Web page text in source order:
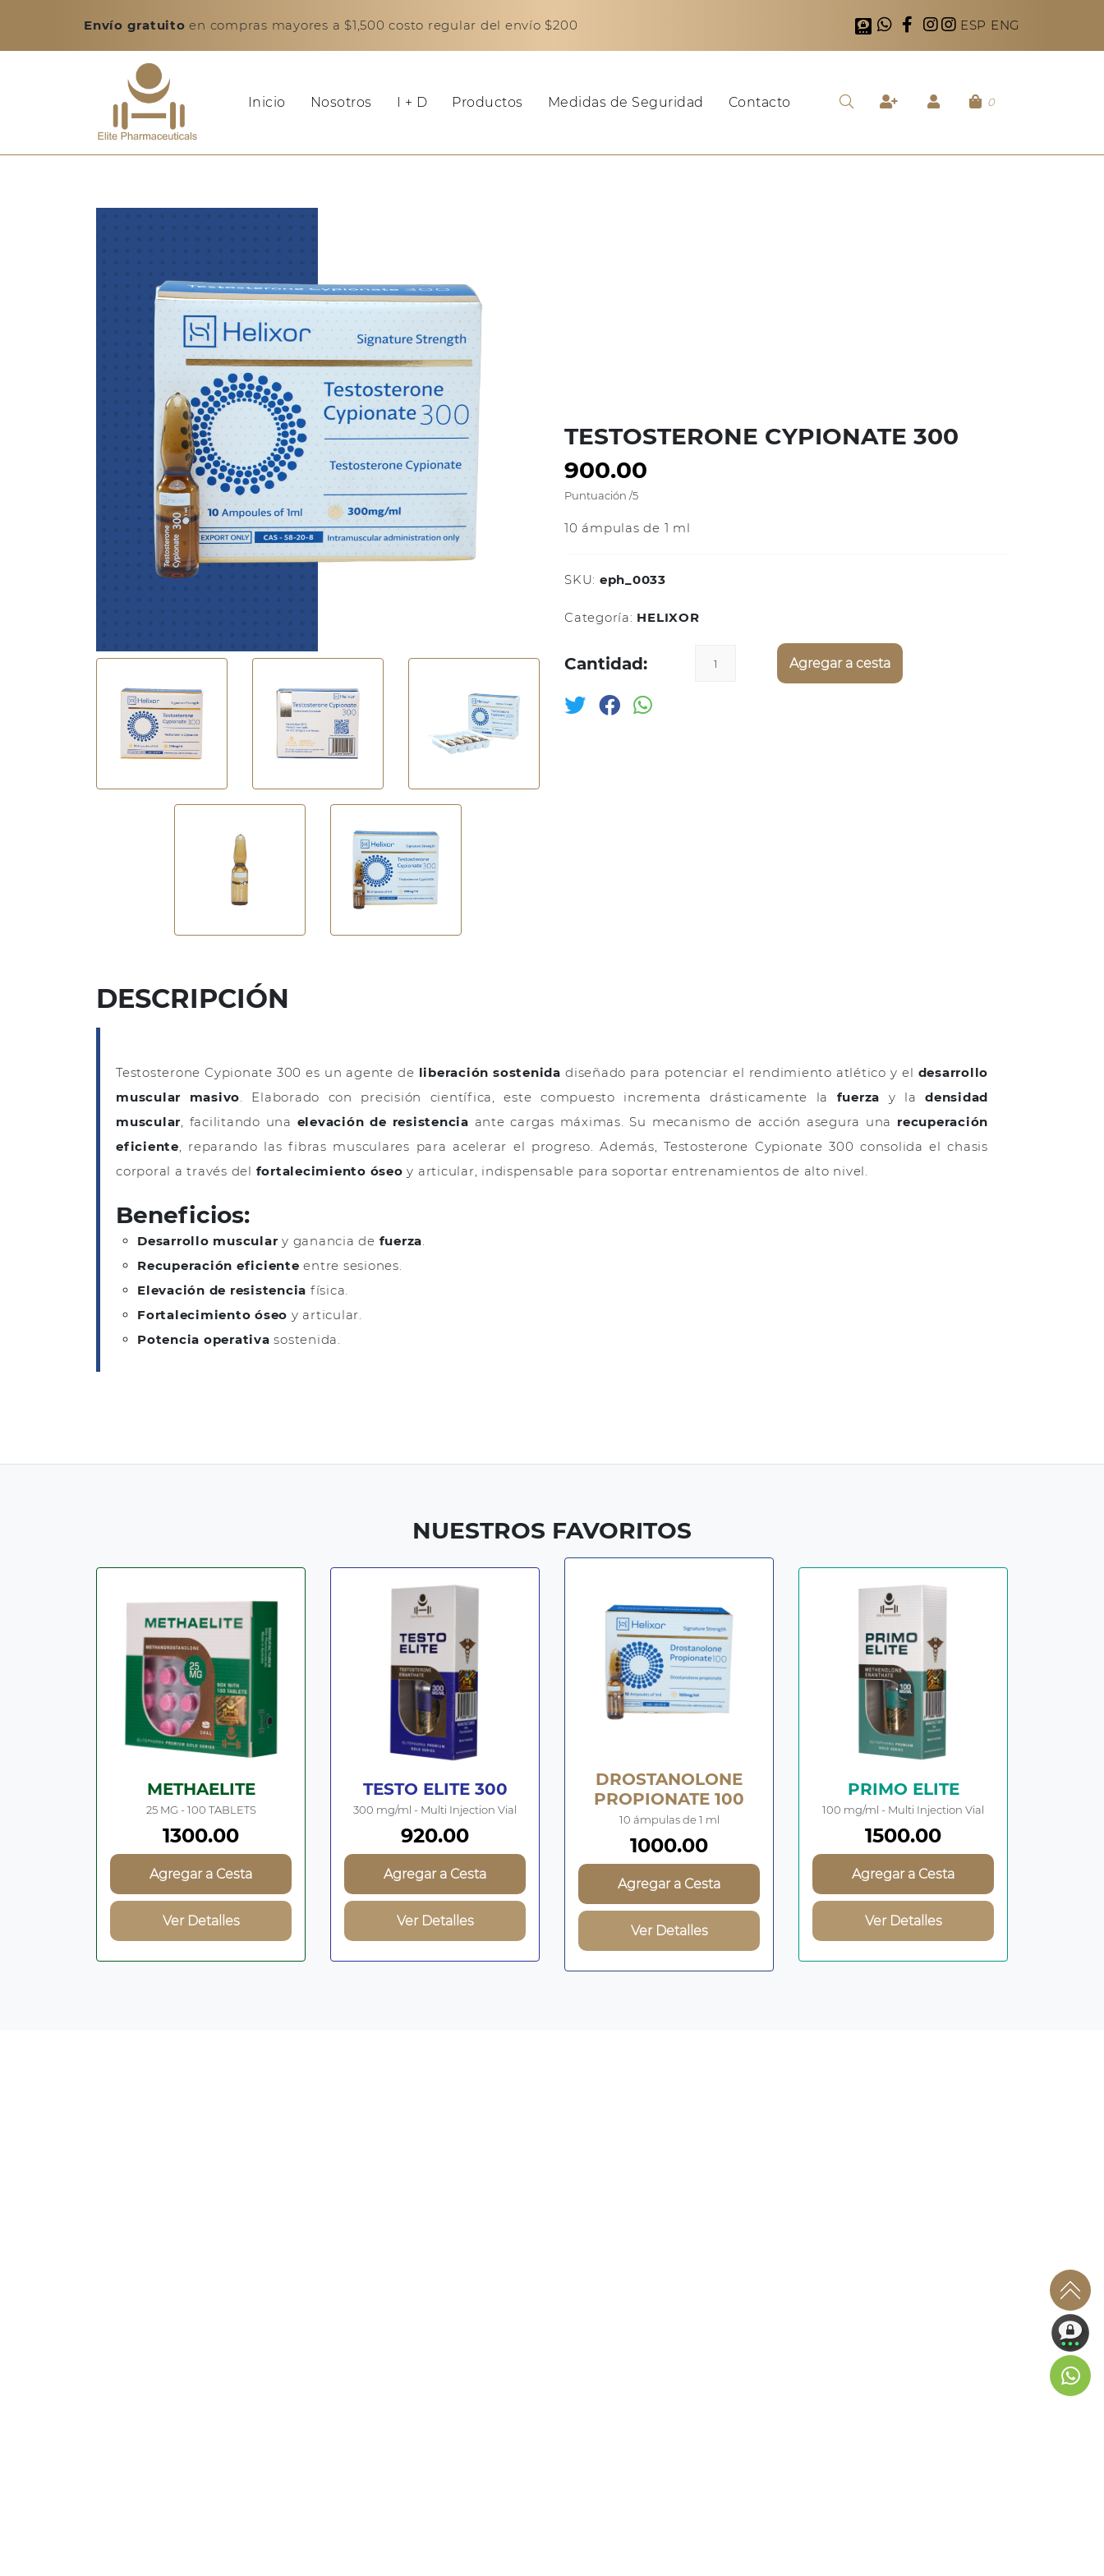
Envío gratuito en compras mayores a $1,500 costo regular del envío $200 ESP ENG
Inicio Nosotros I + D Productos Medidas de Seguridad Contacto 0
TESTOSTERONE CYPIONATE 300
900.00
Puntuación /5
10 ámpulas de 1 ml
SKU: eph_0033
Categoría: HELIXOR
Cantidad: Agregar a cesta
DESCRIPCIÓN
Testosterone Cypionate 300 es un agente de liberación sostenida diseñado para potenciar el rendimiento atlético y el desarrollo
muscular masivo . Elaborado con precisión científica, este compuesto incrementa drásticamente la fuerza y ladensidad
muscular , facilitando una elevación de resistencia ante cargas máximas. Su mecanismo de acción asegura una recuperación
eficiente , reparando las fibras musculares para acelerar el progreso. Además, Testosterone Cypionate 300 consolida el chasis
corporal a través del fortalecimiento óseo y articular, indispensable para soportar entrenamientos de alto nivel.
Beneficios:
Desarrollo muscular y ganancia de fuerza.
Recuperación eficiente entre sesiones.
Elevación de resistencia física.
Fortalecimiento óseo y articular.
Potencia operativa sostenida.
NUESTROS FAVORITOS
METHAELITE
25 MG - 100 TABLETS
1300.00
Agregar a Cesta
Ver Detalles
TESTO ELITE 300
300 mg/ml - Multi Injection Vial
920.00
Agregar a Cesta
Ver Detalles
DROSTANOLONE
PROPIONATE 100
10 ámpulas de 1 ml
1000.00
Agregar a Cesta
Ver Detalles
PRIMO ELITE
100 mg/ml - Multi Injection Vial
1500.00
Agregar a Cesta
Ver Detalles